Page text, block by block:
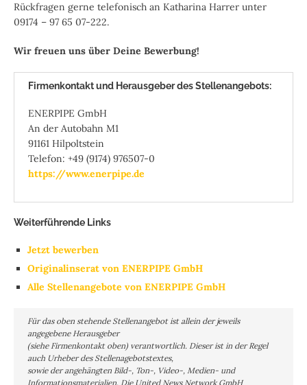
Rückfragen gerne telefonisch an Katharina Harrer unter
09174 – 97 65 07-222.
Wir freuen uns über Deine Bewerbung!
Firmenkontakt und Herausgeber des Stellenangebots:
ENERPIPE GmbH
An der Autobahn M1
91161 Hilpoltstein
Telefon: +49 (9174) 976507-0
https://www.enerpipe.de
Weiterführende Links
Jetzt bewerben
Originalinserat von ENERPIPE GmbH
Alle Stellenangebote von ENERPIPE GmbH
Für das oben stehende Stellenangebot ist allein der jeweils
angegebene Herausgeber
(siehe Firmenkontakt oben) verantwortlich. Dieser ist in der Regel
auch Urheber des Stellenagebotstextes,
sowie der angehängten Bild-, Ton-, Video-, Medien- und
Informationsmaterialien. Die United News Network GmbH